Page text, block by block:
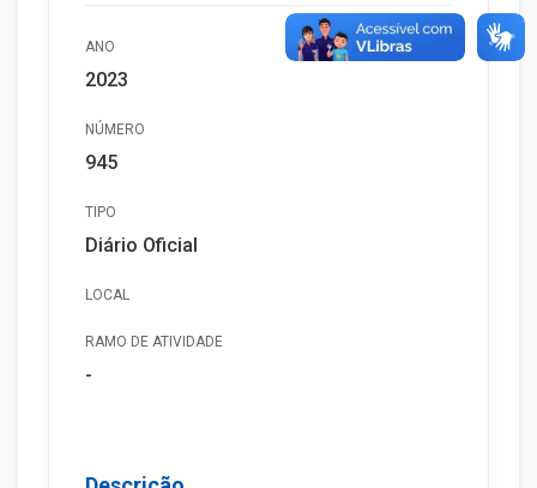
ANO
2023
NÚMERO
945
TIPO
Diário Oficial
LOCAL
RAMO DE ATIVIDADE
-